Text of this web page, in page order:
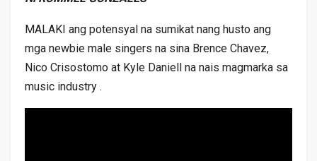
MALAKI ang potensyal na sumikat nang husto ang
mga newbie male singers na sina Brence Chavez,
Nico Crisostomo at Kyle Daniell na nais magmarka sa
music industry .